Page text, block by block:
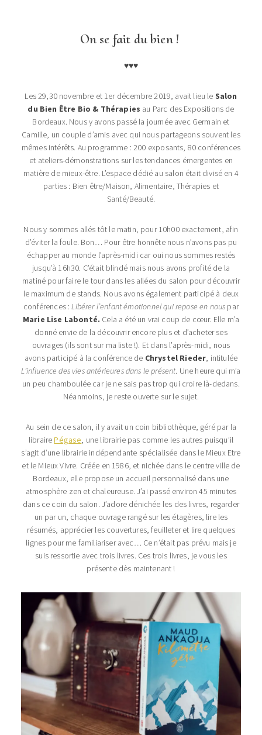
On se fait du bien !
♥♥♥
Les 29,30 novembre et 1er décembre 2019, avait lieu le Salon
du Bien Être Bio & Thérapies au Parc des Expositions de
Bordeaux. Nous y avons passé la journée avec Germain et
Camille, un couple d’amis avec qui nous partageons souvent les
mêmes intérêts. Au programme : 200 exposants, 80 conférences
et ateliers-démonstrations sur les tendances émergentes en
matière de mieux-être. L’espace dédié au salon était divisé en 4
parties : Bien être/Maison, Alimentaire, Thérapies et
Santé/Beauté.
Nous y sommes allés tôt le matin, pour 10h00 exactement, afin
d’éviter la foule. Bon… Pour être honnête nous n’avons pas pu
échapper au monde l’après-midi car oui nous sommes restés
jusqu’à 16h30. C’était blindé mais nous avons profité de la
matiné pour faire le tour dans les allées du salon pour découvrir
le maximum de stands. Nous avons également participé à deux
conférences :Libérer l’enfant émotionnel qui repose en nous par
Marie Lise Labonté. Cela a été un vrai coup de cœur. Elle m’a
donné envie de la découvrir encore plus et d’acheter ses
ouvrages (ils sont sur ma liste !). Et dans l’après-midi, nous
avons participé à la conférence de Chrystel Rieder , intitulée
L’influence des vies antérieures dans le présent. Une heure qui m’a
un peu chamboulée car je ne sais pas trop qui croire là-dedans.
Néanmoins, je reste ouverte sur le sujet.
Au sein de ce salon, il y avait un coin bibliothèque, géré par la
librairePégase , une librairie pas comme les autres puisqu’il
s’agit d’une librairie indépendante spécialisée dans le Mieux Etre
et le Mieux Vivre. Créée en 1986, et nichée dans le centre ville de
Bordeaux, elle propose un accueil personnalisé dans une
atmosphère zen et chaleureuse. J’ai passé environ 45 minutes
dans ce coin du salon. J’adore dénichée les des livres, regarder
un par un, chaque ouvrage rangé sur les étagères, lire les
résumés, apprécier les couvertures, feuilleter et lire quelques
lignes pour me familiariser avec… Ce n’était pas prévu mais je
suis ressortie avec trois livres. Ces trois livres, je vous les
présente dès maintenant !